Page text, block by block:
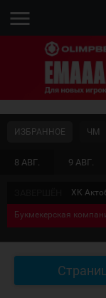
menu
8 АВГ. 9 АВГ.
ИЗБРАННОЕ ЧМ
ХК
Букмекерская